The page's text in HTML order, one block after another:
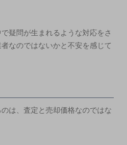
疑問が生まれるような対応をさ
なのではないかと不安を感じて
は、査定と売却価格なのではな